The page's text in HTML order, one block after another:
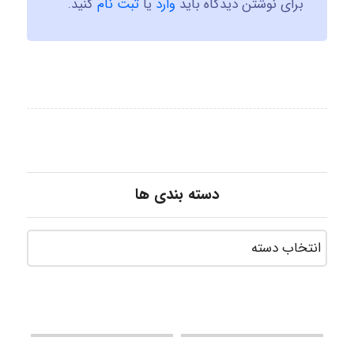
برای نوشتن دیدگاه باید وارد یا ثبت نامکنید.
دسته بندی ها